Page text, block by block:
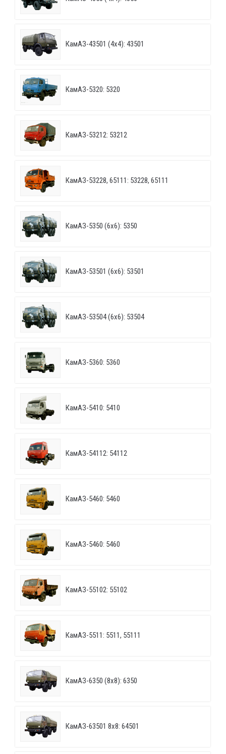
КамАЗ-43501 (4х4): 43501
КамАЗ-5320: 5320
КамАЗ-53212: 53212
КамАЗ-53228, 65111: 53228, 65111
КамАЗ-5350 (6х6): 5350
КамАЗ-53501 (6х6): 53501
КамАЗ-53504 (6х6): 53504
КамАЗ-5360: 5360
КамАЗ-5410: 5410
КамАЗ-54112: 54112
КамАЗ-5460: 5460
КамАЗ-5460: 5460
КамАЗ-55102: 55102
КамАЗ-5511: 5511, 55111
КамАЗ-6350 (8х8): 6350
КамАЗ-63501 8х8: 64501